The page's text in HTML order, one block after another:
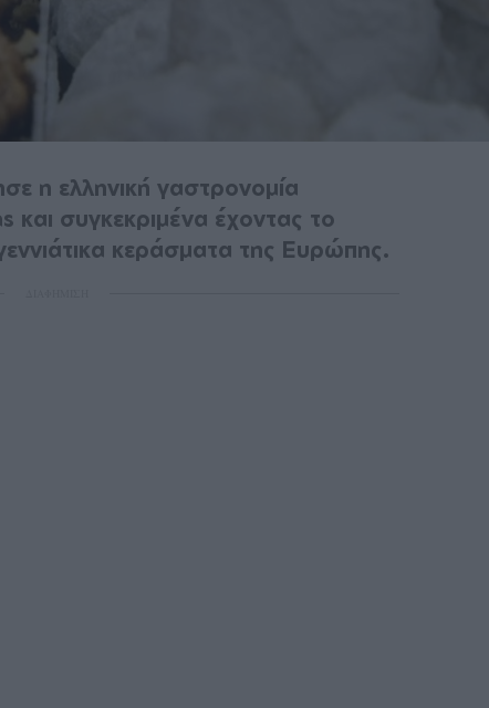
η ελληνική γαστρονομία
συγκεκριμένα έχοντας το
κεράσματα της Ευρώπης.